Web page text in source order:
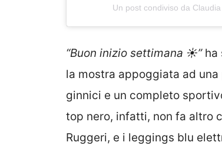
Un post condiviso da
“Buon inizio settimana ☀️”ha
la mostra appoggiata ad
ginnici e un completo
top nero, infatti, non fa altro
Ruggeri, e i leggings blu